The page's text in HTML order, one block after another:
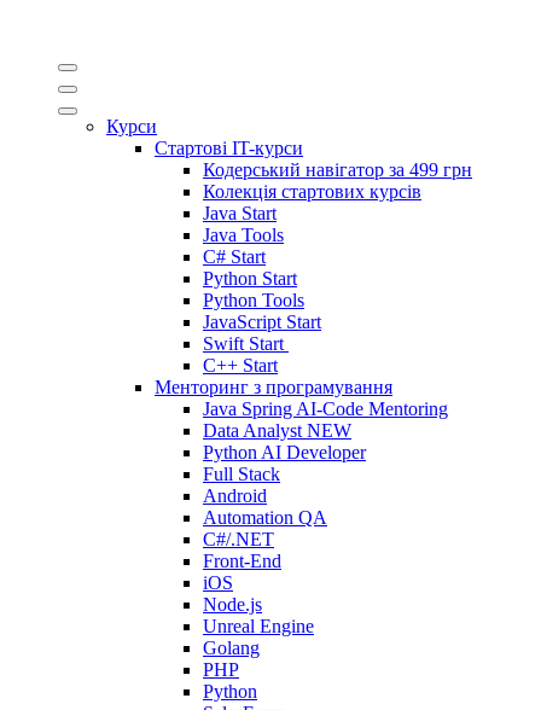
Курси
Стартові IT-курси
Кодерський навігатор за 499 грн
Колекція стартових курсів
Java Start
Java Tools
C# Start
Python Start
Python Tools
JavaScript Start
Swift Start
C++ Start
Менторинг з програмування
Java Spring AI-Code Mentoring
Data Analyst NEW
Python AI Developer
Full Stack
Android
Automation QA
C#/.NET
Front-End
iOS
Node.js
Unreal Engine
Golang
PHP
Python